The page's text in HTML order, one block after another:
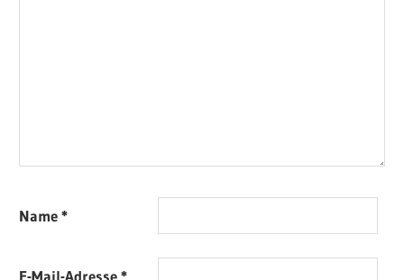
Name*
E-Mail-Adresse*